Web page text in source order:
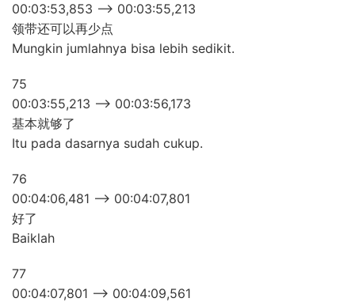
00:03:53,853 –> 00:03:55,213
领带还可以再少点
Mungkin jumlahnya bisa lebih sedikit.
75
00:03:55,213 –> 00:03:56,173
基本就够了
Itu pada dasarnya sudah cukup.
76
00:04:06,481 –> 00:04:07,801
好了
Baiklah
77
00:04:07,801 –> 00:04:09,561